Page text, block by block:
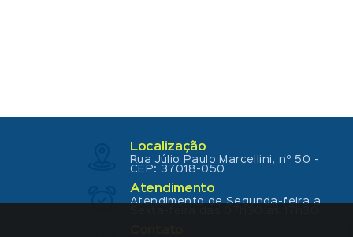
Localização
Rua Júlio Paulo Marcellini, nº 50 -
CEP: 37018-050
Atendimento
Atendimento de Segunda-feira a